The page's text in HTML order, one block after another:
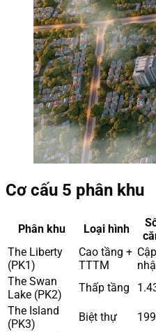
Cơ cấu 5 phân khu
Phân khu Loại hình
The Liberty
(PK1)
Cao tầng +
TTTM
Cập
The Swan
Lake (PK2)
Thấp tầng
The Island
(PK3)
Biệt thự 199